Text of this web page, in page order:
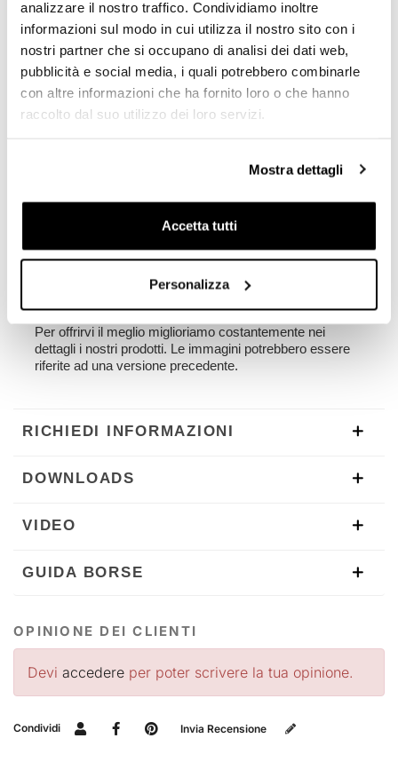
analizzare il nostro traffico. Condividiamo inoltre
informazioni sul modo in cui utilizza il nostro sito con i
nostri partner che si occupano di analisi dei dati web,
pubblicità e social media, i quali potrebbero combinarle
con altre informazioni che ha fornito loro o che hanno
raccolto dal suo utilizzo dei loro servizi.
Mostra dettagli
Accetta tutti
Personalizza
passeggero a bordo ed è compatibile con tutti i nostri kit.
I nostri accessori sono pensati per essere compatibili fra
loro, tranne casi eccezionali indicati nella scheda
prodotto.
NB: per il montaggio delle Borse Atlas in Alluminio è
necessario riposizionare le frecce posteriori, nel kit
di montaggio è gia INCLUSO il codice:1640. Sui
laterali di grandi dimensioni. Consigliamo di
sostituire le frecce posteriori con quelle del modello
Nero opaco con finitura a polveri epossidiche
Argento con finitura superficiale micropalinata ed
Per offrirvi il meglio miglioriamo costantemente nei
dettagli i nostri prodotti. Le immagini potrebbero essere
riferite ad una versione precedente.
RICHIEDI INFORMAZIONI
DOWNLOADS
VIDEO
GUIDA BORSE
OPINIONE DEI CLIENTI
Devi accedere per poter scrivere la tua opinione.
Condividi Invia Recensione